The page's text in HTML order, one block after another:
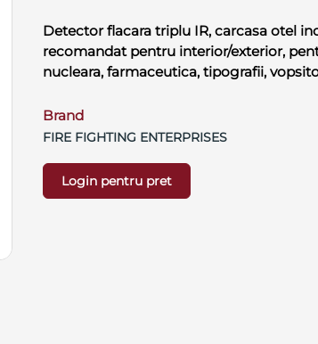
Detector flacara triplu IR, carcasa otel
recomandat pentru interior/exterior,
nucleara, farmaceutica, tipografii,
Brand
FIRE FIGHTING ENTERPRISES
Login pentru pret